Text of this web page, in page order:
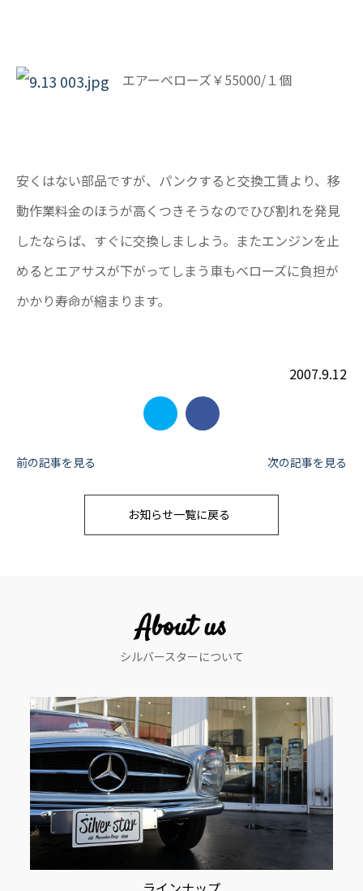
エアーベローズ￥55000/１個
安くはない部品ですが、パンクすると交換工賃より、移
動作業料金のほうが高くつきそうなのでひび割れを発見
したならば、すぐに交換しましよう。またエンジンを止
めるとエアサスが下がってしまう車もベローズに負担が
かかり寿命が縮まります。
2007.9.12
投
ン
前の記事を見る 次の記事を見る
お知らせ一覧に戻る
About us
シルバースターについて